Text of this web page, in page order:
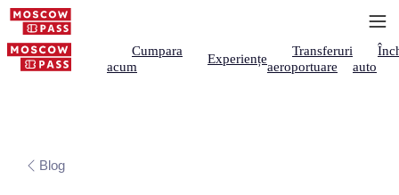
Cumpara
acum
Experiențe
Transferuri
aeroportuare
auto
Blog